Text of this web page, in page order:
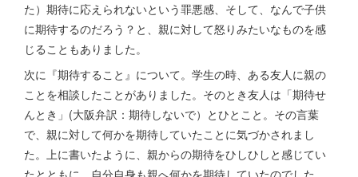
た）期待に応えられないという罪悪感、そして、なんで子供
に期待するのだろう？と、親に対して怒りみたいなものを感
じることもありました。
次に『期待すること』について。学生の時、ある友人に親の
ことを相談したことがありました。そのとき友人は「期待せ
んとき」(大阪弁訳：期待しないで）とひとこと。その言葉
で、親に対して何かを期待していたことに気づかされまし
た。上に書いたように、親からの期待をひしひしと感じてい
たとともに、自分自身も親へ何かを期待していたのでした。